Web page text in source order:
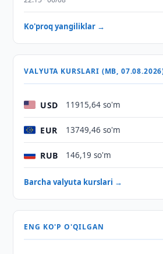
Ko'proq yangiliklar →
VALYUTA KURSLARI (MB,
USD 11915,64 so'm
EUR 13749,46 so'm
RUB 146,19 so'm
Barcha valyuta kurslari →
ENG KO'P O'QILGAN